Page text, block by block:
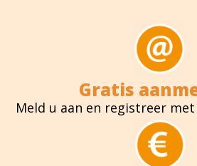
Gratis
Meld u aan en registreer